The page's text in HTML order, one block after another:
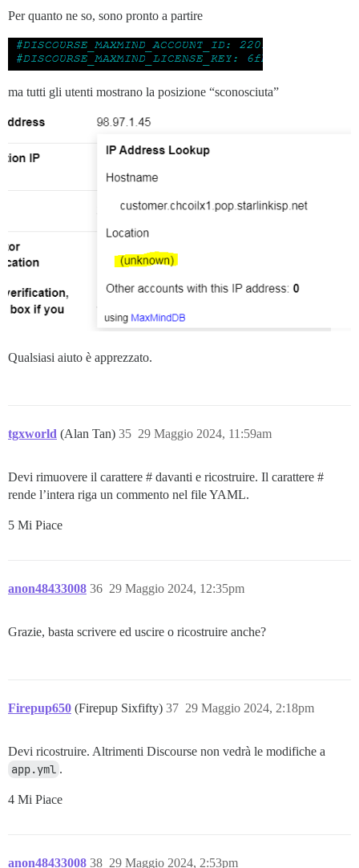
Per quanto ne so, sono pronto a partire
ma tutti gli utenti mostrano la posizione “sconosciuta”
Qualsiasi aiuto è apprezzato.
tgxworld (Alan Tan) 29 Maggio 2024, 11:59am
35
Devi rimuovere il carattere # davanti e ricostruire. Il carattere #
rende l’intera riga un commento nel file YAML.
5 Mi Piace
anon48433008 29 Maggio 2024, 12:35pm
36
Grazie, basta scrivere ed uscire o ricostruire anche?
Firepup650 (Firepup Sixfifty) 29 Maggio 2024, 2:18pm
37
Devi ricostruire. Altrimenti Discourse non vedrà le modifiche a
app.yml .
4 Mi Piace
anon48433008 29 Maggio 2024, 2:53pm
38